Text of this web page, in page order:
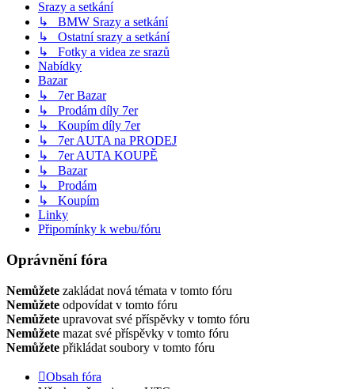
Srazy a setkání
↳ BMW Srazy a setkání
↳ Ostatní srazy a setkání
↳ Fotky a videa ze srazů
Nabídky
Bazar
↳ 7er Bazar
↳ Prodám díly 7er
↳ Koupím díly 7er
↳ 7er AUTA na PRODEJ
↳ 7er AUTA KOUPĚ
↳ Bazar
↳ Prodám
↳ Koupím
Linky
Připomínky k webu/fóru
Oprávnění fóra
Nemůžete zakládat nová témata v tomto fóru
Nemůžete odpovídat v tomto fóru
Nemůžete upravovat své příspěvky v tomto fóru
Nemůžete mazat své příspěvky v tomto fóru
Nemůžete přikládat soubory v tomto fóru
Obsah fóra